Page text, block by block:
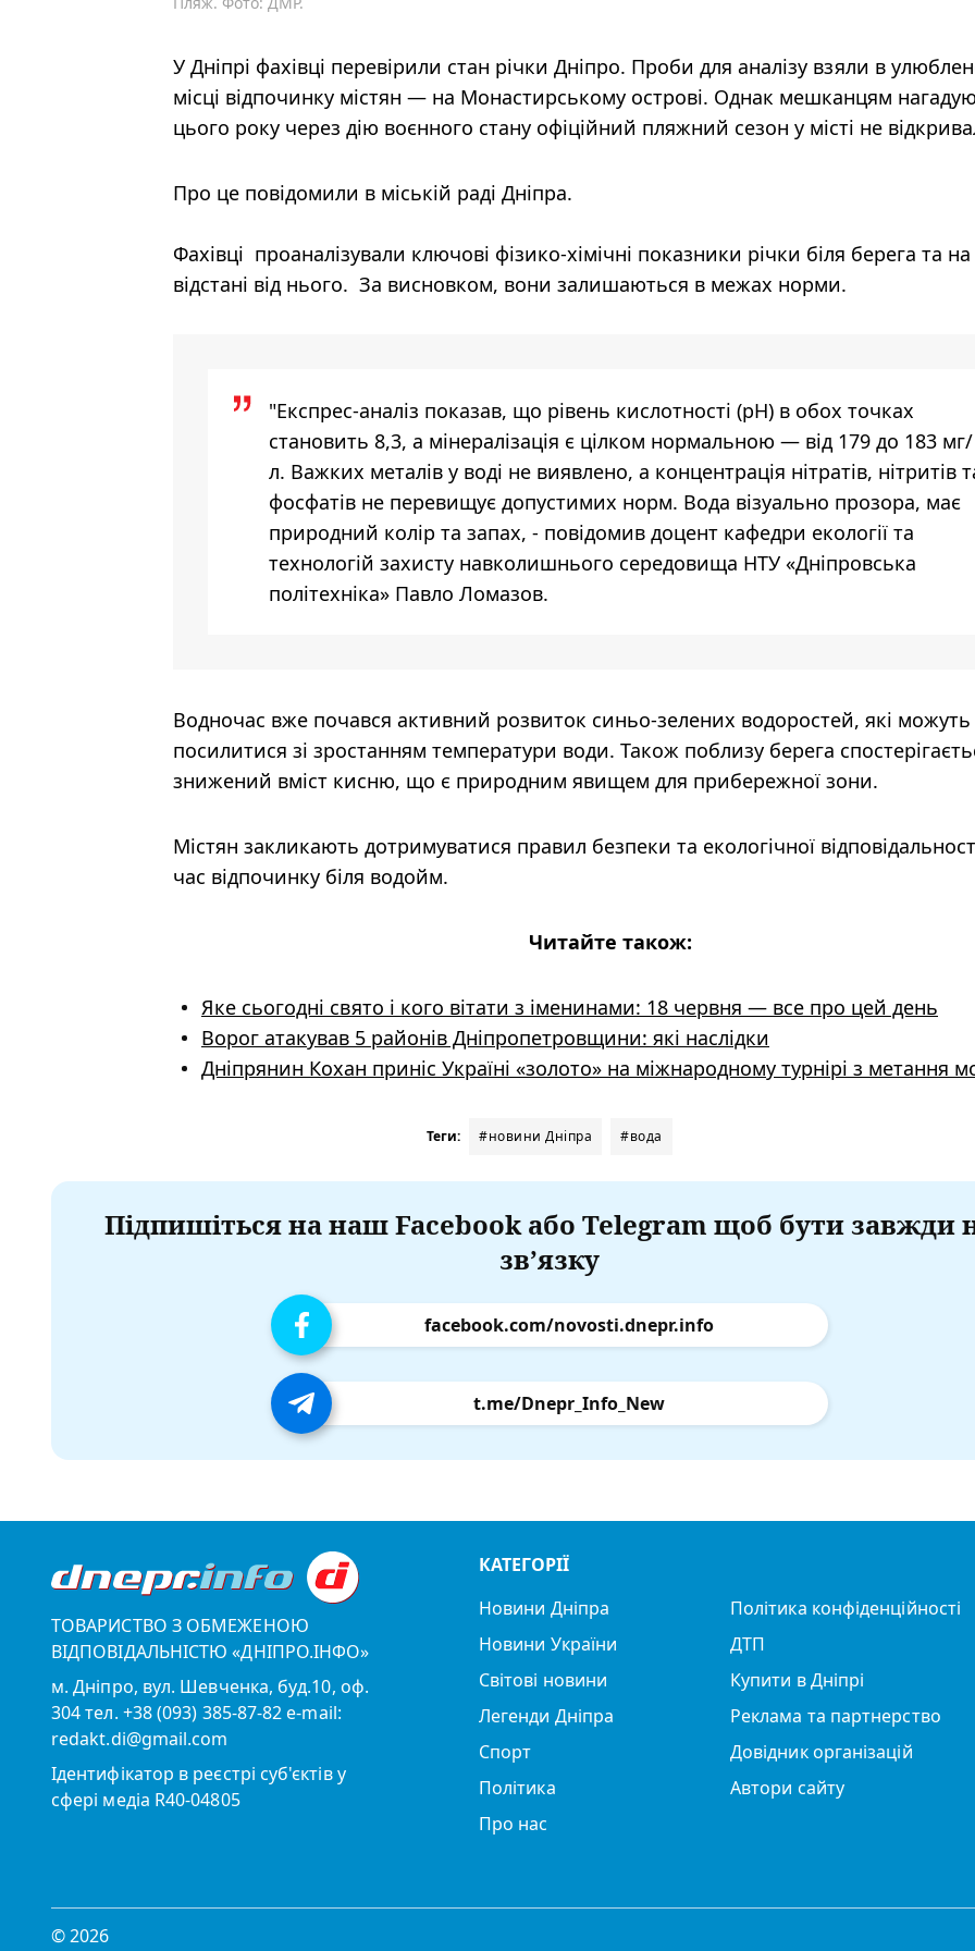
У Дніпрі фахівці перевірили стан річки Дніпро. Проби для аналізу взяли в
місці відпочинку містян — на Монастирському острові. Однак мешканцям
цього року через дію воєнного стану офіційний пляжний сезон у місті не
Про це повідомили в міській раді Дніпра.
Фахівці проаналізували ключові фізико-хімічні показники річки біля берега та на
відстані від нього. За висновком, вони залишаються в межах норми.
"Експрес-аналіз показав, що рівень кислотності (pH) в обох точках
становить 8,3, а мінералізація є цілком нормальною — від 179 до 183 мг/
л. Важких металів у воді не виявлено, а концентрація нітратів, нітритів
фосфатів не перевищує допустимих норм. Вода візуально прозора, має
природний колір та запах, - повідомив доцент кафедри екології та
технологій захисту навколишнього середовища НТУ «Дніпровська
політехніка» Павло Ломазов.
Водночас вже почався активний розвиток синьо-зелених водоростей, які можуть
посилитися зі зростанням температури води. Також поблизу берега
знижений вміст кисню, що є природним явищем для прибережної зони.
Містян закликають дотримуватися правил безпеки та екологічної
час відпочинку біля водойм.
Читайте також:
Яке сьогодні свято і кого вітати з іменинами: 18 червня — все про цей день
Ворог атакував 5 районів Дніпропетровщини: які наслідки
Дніпрянин Кохан приніс Україні «золото» на міжнародному турнірі з метання
Теги: #новини Дніпра #вода
Підпишіться на наш Facebook або Telegram щоб бути завжди
зв’язку
facebook.com/novosti.dnepr.info
t.me/Dnepr_Info_New
ТОВАРИСТВО З ОБМЕЖЕНОЮ
ВІДПОВІДАЛЬНІСТЮ «ДНІПРО.ІНФО»
м. Дніпро, вул. Шевченка, буд.10, оф.
304 тел. +38 (093) 385-87-82 e-mail:
redakt.di@gmail.com
Ідентифікатор в реєстрі суб'єктів у
сфері медіа R40-04805
КАТЕГОРІЇ
Новини Дніпра
Новини України
Світові новини
Легенди Дніпра
Спорт
Політика
Про нас
Політика конфіденційності
ДТП
Купити в Дніпрі
Реклама та партнерство
Довідник організацій
Автори сайту
© 2026